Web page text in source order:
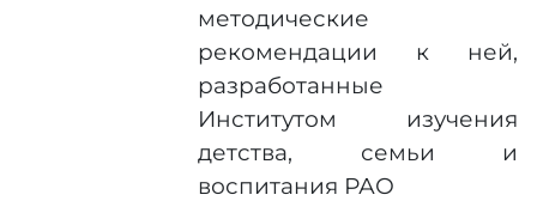
методические
рекомендации к ней,
разработанные
Институтом изучения
детства, семьи и
воспитания РАО